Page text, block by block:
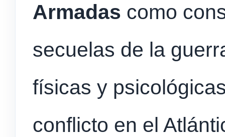
Armadas como
secuelas de la
físicas y
conflicto en el